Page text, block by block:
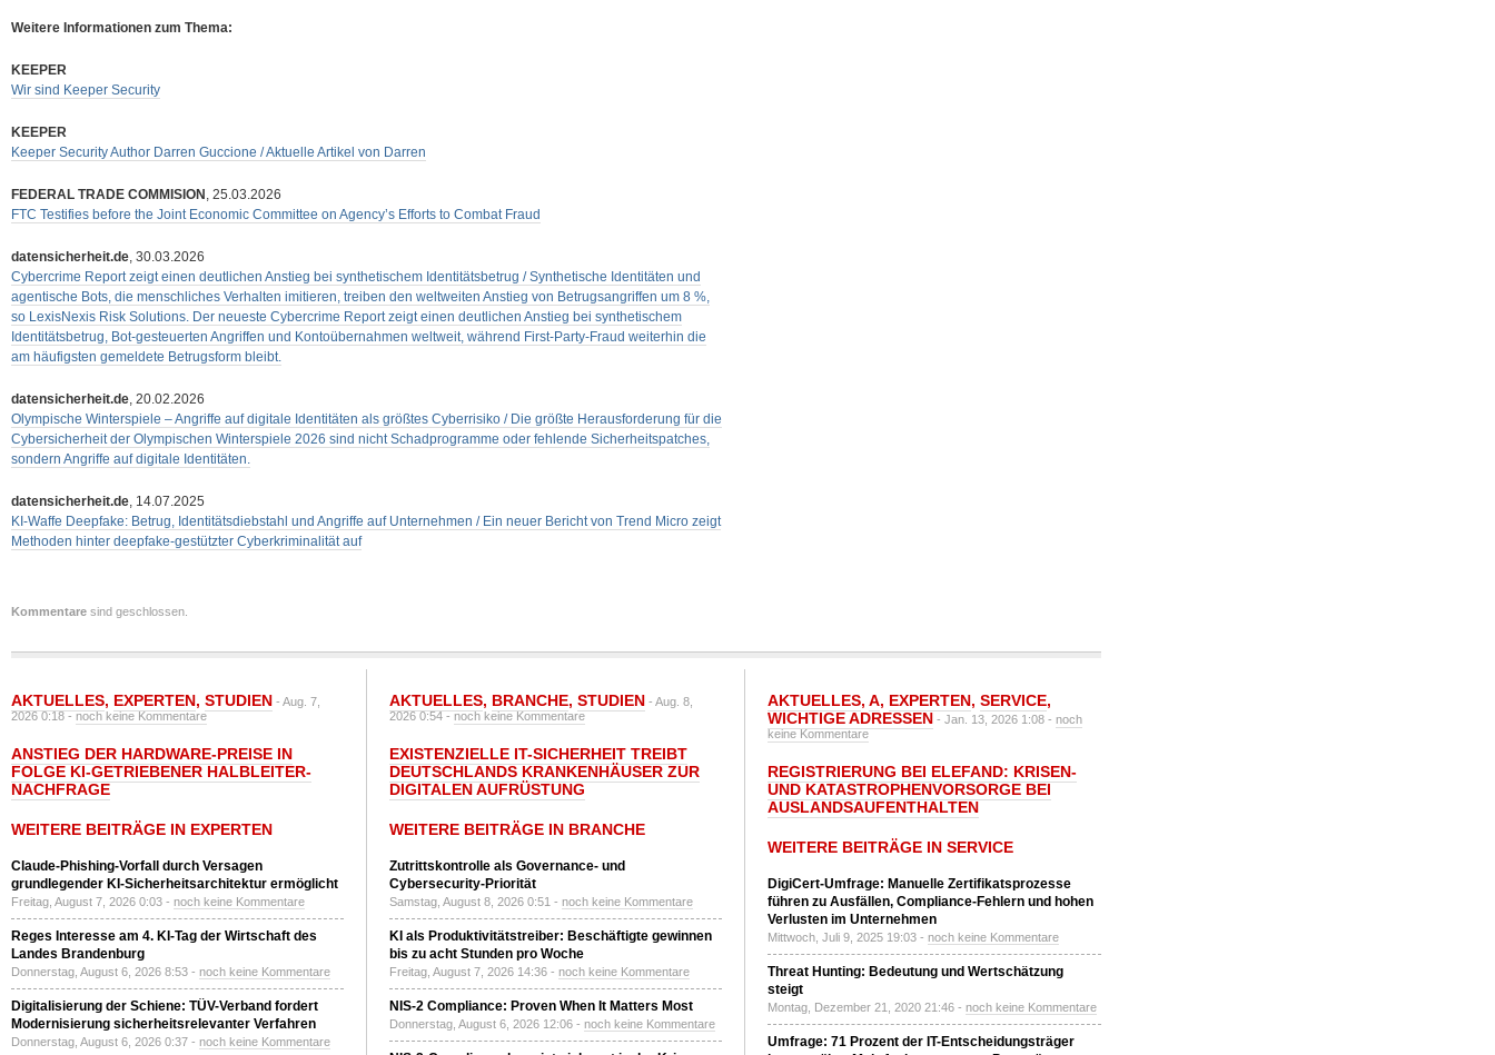
Weitere Informationen zum Thema:
KEEPER
Wir sind Keeper Security
KEEPER
Keeper Security Author Darren Guccione / Aktuelle Artikel von Darren
FEDERAL TRADE COMMISION , 25.03.2026
FTC Testifies before the Joint Economic Committee on Agency’s Efforts to Combat Fraud
datensicherheit.de, 30.03.2026
Cybercrime Report zeigt einen deutlichen Anstieg bei synthetischem Identitätsbetrug / Synthetische Identitäten und
agentische Bots, die menschliches Verhalten imitieren, treiben den weltweiten Anstieg von Betrugsangriffen um 8 %,
so LexisNexis Risk Solutions. Der neueste Cybercrime Report zeigt einen deutlichen Anstieg bei synthetischem
Identitätsbetrug, Bot-gesteuerten Angriffen und Kontoübernahmen weltweit, während First-Party-Fraud weiterhin die
am häufigsten gemeldete Betrugsform bleibt.
datensicherheit.de, 20.02.2026
Olympische Winterspiele – Angriffe auf digitale Identitäten als größtes Cyberrisiko / Die größte Herausforderung für die
Cybersicherheit der Olympischen Winterspiele 2026 sind nicht Schadprogramme oder fehlende Sicherheitspatches,
sondern Angriffe auf digitale Identitäten.
datensicherheit.de, 14.07.2025
KI-Waffe Deepfake: Betrug, Identitätsdiebstahl und Angriffe auf Unternehmen / Ein neuer Bericht von Trend Micro zeigt
Methoden hinter deepfake-gestützter Cyberkriminalität auf
Kommentare sind geschlossen.
AKTUELLES, EXPERTEN, STUDIEN - Aug. 7,
2026 0:18 -noch keine Kommentare
ANSTIEG DER HARDWARE-PREISE IN
FOLGE KI-GETRIEBENER HALBLEITER-
NACHFRAGE
WEITERE BEITRÄGE IN EXPERTEN
Claude-Phishing-Vorfall durch Versagen
grundlegender KI-Sicherheitsarchitektur ermöglicht
Freitag, August 7, 2026 0:03 - noch keine Kommentare
Reges Interesse am 4. KI-Tag der Wirtschaft des
Landes Brandenburg
Donnerstag, August 6, 2026 8:53 - noch keine Kommentare
Digitalisierung der Schiene: TÜV-Verband fordert
Modernisierung sicherheitsrelevanter Verfahren
Donnerstag, August 6, 2026 0:37 - noch keine Kommentare
AKTUELLES, BRANCHE, STUDIEN - Aug. 8,
2026 0:54 -noch keine Kommentare
EXISTENZIELLE IT-SICHERHEIT TREIBT
DEUTSCHLANDS KRANKENHÄUSER ZUR
DIGITALEN AUFRÜSTUNG
WEITERE BEITRÄGE IN BRANCHE
Zutrittskontrolle als Governance- und
Cybersecurity-Priorität
Samstag, August 8, 2026 0:51 - noch keine Kommentare
KI als Produktivitätstreiber: Beschäftigte gewinnen
bis zu acht Stunden pro Woche
Freitag, August 7, 2026 14:36 - noch keine Kommentare
NIS-2 Compliance: Proven When It Matters Most
Donnerstag, August 6, 2026 12:06 - noch keine Kommentare
AKTUELLES, A, EXPERTEN, SERVICE,
WICHTIGE ADRESSEN - Jan. 13, 2026 1:08 - noch
keine Kommentare
REGISTRIERUNG BEI ELEFAND: KRISEN-
UND KATASTROPHENVORSORGE BEI
AUSLANDSAUFENTHALTEN
WEITERE BEITRÄGE IN SERVICE
DigiCert-Umfrage: Manuelle Zertifikatsprozesse
führen zu Ausfällen, Compliance-Fehlern und hohen
Verlusten im Unternehmen
Mittwoch, Juli 9, 2025 19:03 - noch keine Kommentare
Threat Hunting: Bedeutung und Wertschätzung
steigt
Montag, Dezember 21, 2020 21:46 - noch keine Kommentare
Umfrage: 71 Prozent der IT-Entscheidungsträger